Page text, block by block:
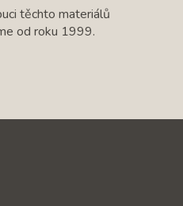
těchto materiálů
od roku 1999.